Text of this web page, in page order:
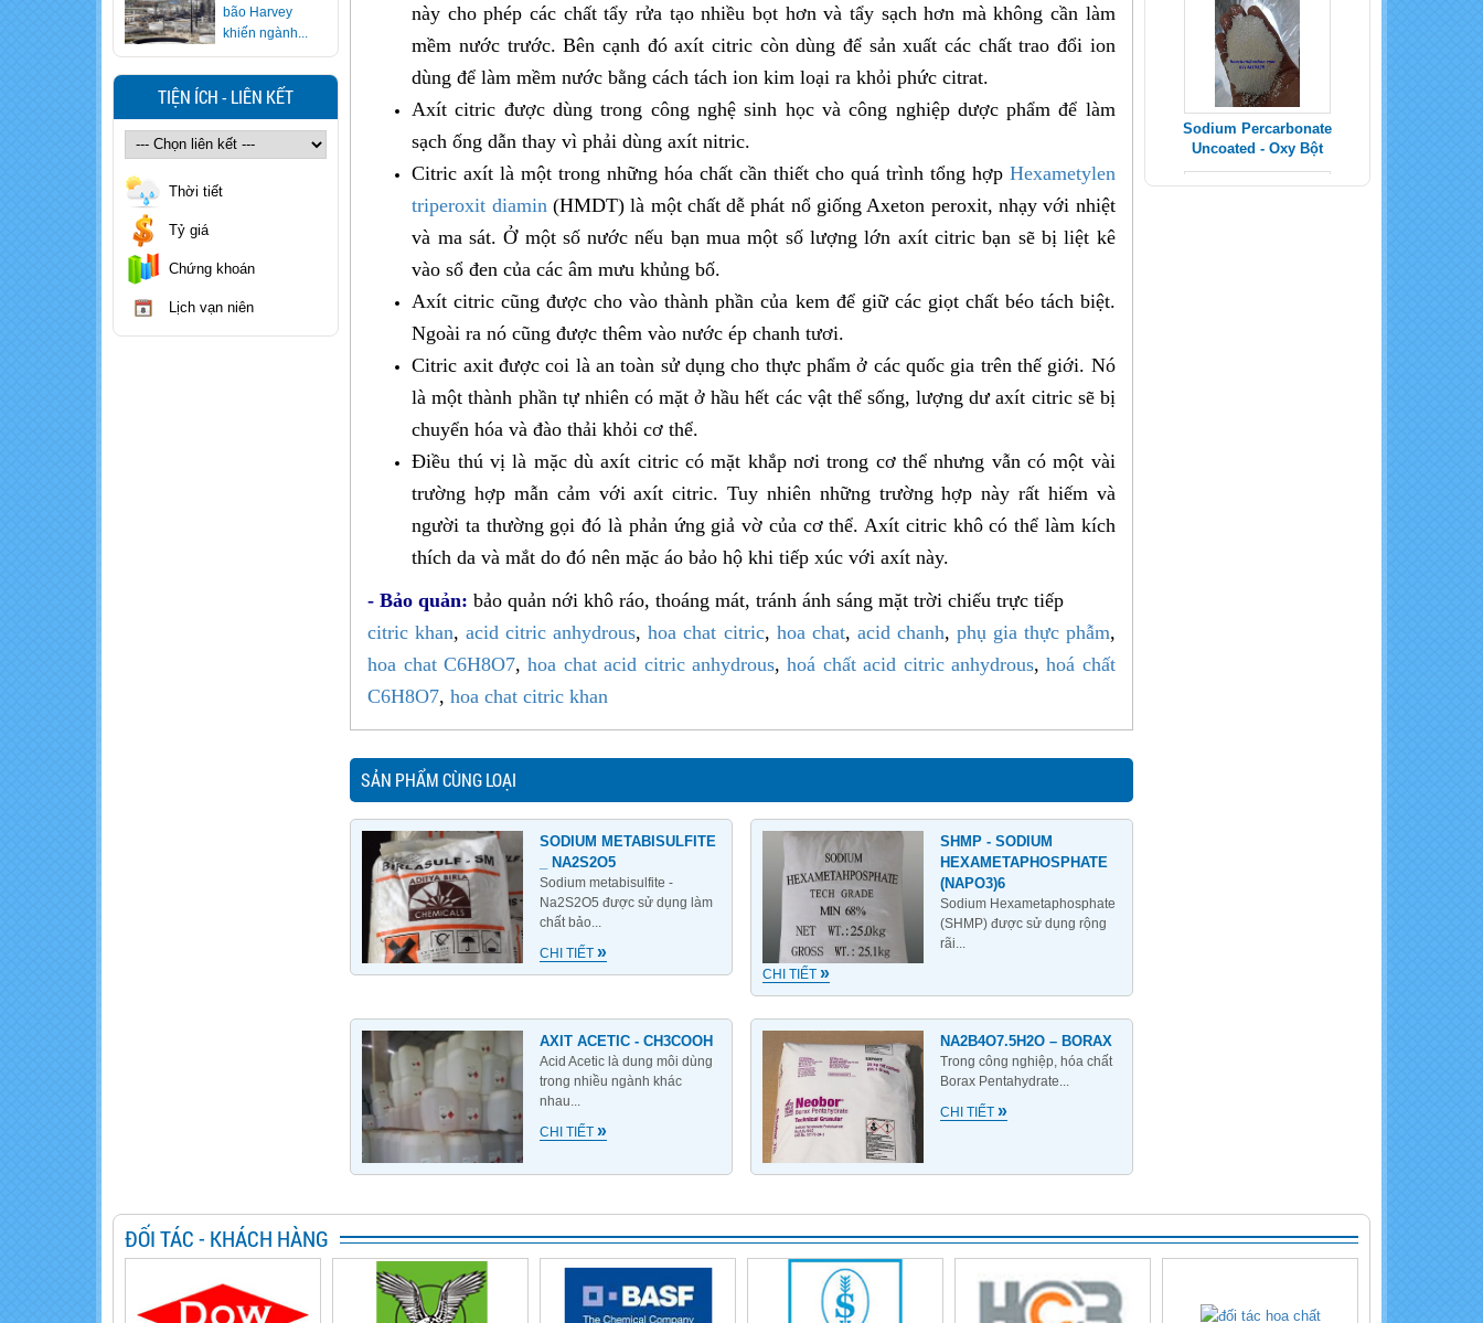
bão Harvey
khiến ngành...
nhưng bạn có
biết cách "vạch
mặt" nồi lẩu...
Xử trí nhanh khi
rượu khiến 7
methanol, 1...
TIỆN ÍCH - LIÊN KẾT
Thời tiết
Tỷ giá
Chứng khoán
Lịch vạn niên
này cho phép các chất tẩy rửa tạo nhiều bọt hơn và tẩy sạch hơn mà không cần làm
mềm nước trước. Bên cạnh đó axít citric còn dùng để sản xuất các chất trao đổi ion
dùng để làm mềm nước bằng cách tách ion kim loại ra khỏi phức citrat.
Axít citric được dùng trong công nghệsinh họcvà công nghiệp dược phẩm để làm
sạch ống dẫn thay vì phải dùng axít nitric.
Citric axít là một trong nhữnghóa chất cần thiết cho quá trình tổng hợp Hexametylen
triperoxit diamin (HMDT) là một chất dễ phát nổ giống Axeton peroxit, nhạy với nhiệt
và ma sát. Ở một số nước nếu bạn mua một số lượng lớn axít citric bạn sẽ bị liệt kê
vào sổ đen của các âm mưu khủng bố.
Axít citric cũng được cho vào thành phần của kem để giữ các giọt chất béo tách biệt.
Ngoài ra nó cũng được thêm vào nước ép chanh tươi.
Citric axit được coi là an toàn sử dụng cho thực phẩm ở các quốc gia trên thế giới. Nó
là một thành phần tự nhiên có mặt ở hầu hết các vật thể sống, lượng dư axít citric sẽ bị
chuyển hóa và đào thải khỏi cơ thể.
Điều thú vị là mặc dù axít citric có mặt khắp nơi trong cơ thể nhưng vẫn có một vài
trường hợp mẫn cảm với axít citric. Tuy nhiên những trường hợp này rất hiếm và
người ta thường gọi đó là phản ứng giả vờ của cơ thể. Axít citric khô có thể làm kích
thích da và mắt do đó nên mặc áo bảo hộ khi tiếp xúc với axít này.
- Bảo quản: bảo quản nới khô ráo, thoáng mát, tránh ánh sáng mặt trời chiếu trực tiếp
citric khan,acid citric anhydrous,hoa chat citric, hoa chat, acid chanh, phụ gia thực phẫm,
hoa chat C6H8O7,hoa chat acid citric anhydrous,hoá chất acid citric anhydrous,hoá chất
C6H8O7,hoa chat citric khan
SẢN PHẨM CÙNG LOẠI
SODIUM METABISULFITE
_ NA2S2O5
Sodium metabisulfite -
Na2S2O5 được sử dụng làm
chất bảo...
CHI TIẾT»
SHMP - SODIUM
HEXAMETAPHOSPHATE
(NAPO3)6
Sodium Hexametaphosphate
(SHMP) được sử dụng rộng
rãi...
CHI TIẾT »
AXIT ACETIC - CH3COOH
Acid Acetic là dung môi dùng
trong nhiều ngành khác
nhau...
CHI TIẾT»
NA2B4O7.5H2O – BORAX
Trong công nghiệp, hóa chất
Borax Pentahydrate...
CHI TIẾT»
SODIUM METABISULFITE _
Na2S2O5
ĐỐI TÁC - KHÁCH HÀNG